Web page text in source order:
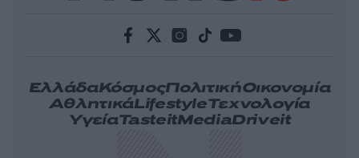
ΕλλάδαΚόσμοςΠολιτικήΟικονομία
ΑθλητικάLifestyleΤεχνολογία
ΥγείαTasteitMediaDriveit